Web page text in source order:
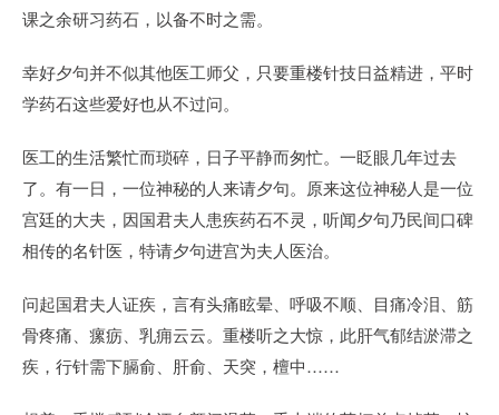
课之余研习药石，以备不时之需。
幸好夕句并不似其他医工师父，只要重楼针技日益精进，平时
学药石这些爱好也从不过问。
医工的生活繁忙而琐碎，日子平静而匆忙。一眨眼几年过去
了。有一日，一位神秘的人来请夕句。原来这位神秘人是一位
宫廷的大夫，因国君夫人患疾药石不灵，听闻夕句乃民间口碑
相传的名针医，特请夕句进宫为夫人医治。
问起国君夫人证疾，言有头痛眩晕、呼吸不顺、目痛冷泪、筋
骨疼痛、瘰疬、乳痈云云。重楼听之大惊，此肝气郁结淤滞之
疾，行针需下膈俞、肝俞、天突，檀中……